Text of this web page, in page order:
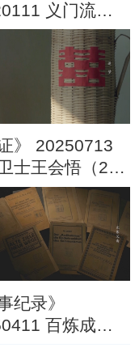
义门流芳
于家为国
证》 20250713
士王会悟（2）
纪录》
百炼成钢